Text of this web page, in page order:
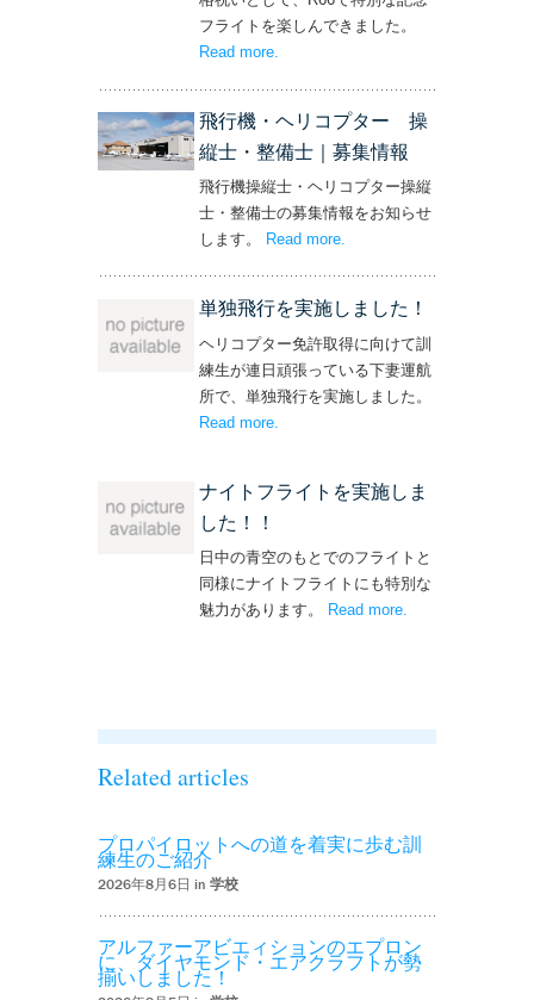
フライトを楽しんできました。
Read more– ‘社長と専務からの嬉しいプレゼン
.
飛行機・ヘリコプター 操
縦士・整備士｜募集情報
飛行機操縦士・ヘリコプター操縦
士・整備士の募集情報をお知らせ
します。
Read more– ‘飛行機・ヘリコプター
.
単独飛行を実施しました！
ヘリコプター免許取得に向けて訓
練生が連日頑張っている下妻運航
所で、単独飛行を実施しました。
Read more
ナイトフライトを実施しま
した！！
日中の青空のもとでのフライトと
同様にナイトフライトにも特別な
魅力があります。
Read more– ‘ナイトフライト
.
Related articles
プロパイロットへの道を着実に歩む訓
練生のご紹介
2026年8月6日 in 学校
アルファーアビエィションのエプロン
に、ダイヤモンド・エアクラフトが勢
揃いしました！